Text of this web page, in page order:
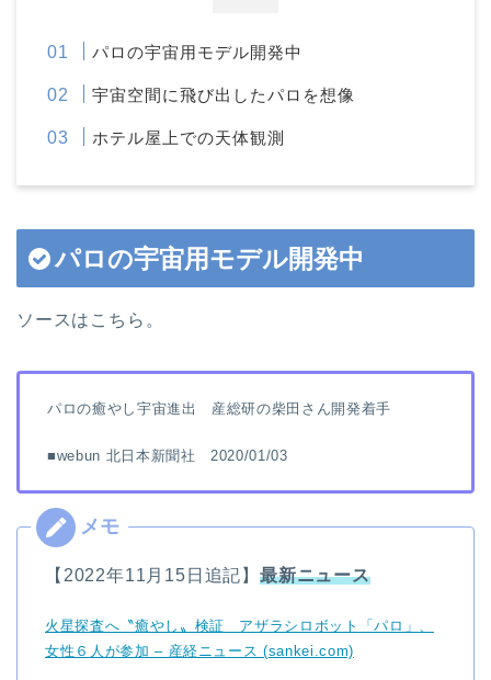
パロの宇宙用モデル開発中
宇宙空間に飛び出したパロを想像
ホテル屋上での天体観測
パロの宇宙用モデル開発中
ソースはこちら。
パロの癒やし宇宙進出 産総研の柴田さん開発着手
■webun 北日本新聞社 2020/01/03
【2022年11月15日追記】 最新ニュース
火星探査へ〝癒やし〟検証 アザラシロボット「パロ」、
女性６人が参加 – 産経ニュース (sankei.com)